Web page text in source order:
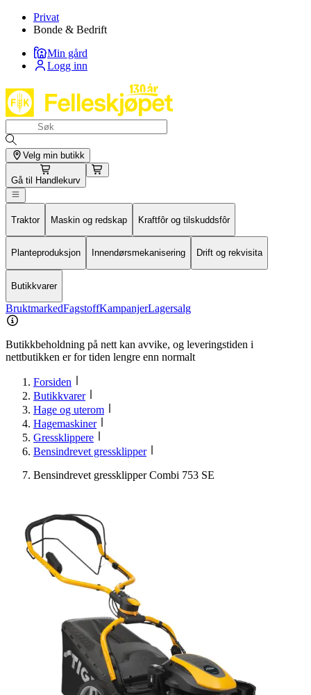
Privat
Bonde & Bedrift
Min gård
Logg inn
Velg min butikk
Gå til Handlekurv
Traktor Maskin og redskap Kraftfôr og tilskuddsfôr
Planteproduksjon Innendørsmekanisering Drift og rekvisita
Butikkvarer
BruktmarkedFagstoffKampanjerLagersalg
Butikkbeholdning på nett kan avvike, og leveringstiden i
nettbutikken er for tiden lengre enn normalt
Forsiden
Butikkvarer
Hage og uterom
Hagemaskiner
Gressklippere
Bensindrevet gressklipper
Bensindrevet gressklipper Combi 753 SE